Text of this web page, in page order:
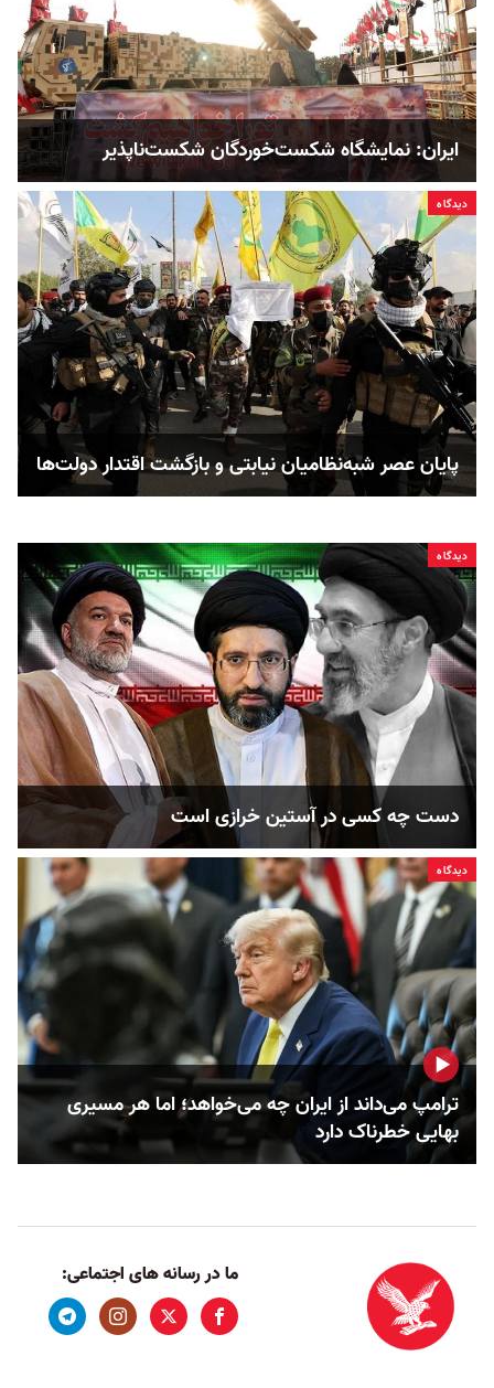
ایران: نمایشگاه شکست‌خوردگان شکست‌ناپذیر
دیدگاه
پایان عصر شبه‌نظامیان نیابتی و بازگشت اقتدار دولت‌ها
دیدگاه
دست چه کسی در آستین خرازی است
دیدگاه
ترامپ می‌داند از ایران چه می‌خواهد؛ اما هر مسیری
بهایی خطرناک دارد
ما در رسانه های اجتماعی: